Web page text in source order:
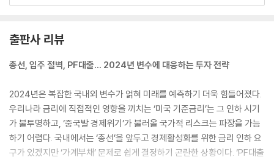
1) 2022~2023년 핫 플레이스 리뷰
2) 빅데이터로 예측하는 미래의 핫 플레이스
플레이스의 재미｜③신촌_대한민국 3대 상권의 부활
산 하락의 속도는 필자의 예상을 뛰어넘었다. 부동산 대세하락은 서울의
경우 2021년 4분기부터 시작되었고, 2022년에는 가격이 심각한 수준으
로 급락했다. 서울시 전체 아파트 가격은 27% 하락했는데, 특히 중구(-3
5%), 동대문구(-32%), 강동구(-32%), 강서구(-31%), 금천구(-31%),
관악구(-30%)의 낙폭이 컸다. 단지별로 분석을 해봐도 역시 하락 폭이 상
당했고, 결국 집값은 『부동산 트렌드 2023』에서 예상한 가격대까지 빠르
게 도달했다.
---「Part1. 「2023년 부동산 시장 다시 보기」」중에서
출판사 리뷰
총선, 입주 절벽, PF대출… 2024년 변수에 대응하는 투자 전략
2024년은 복잡한 국내외 변수가 얽혀 미래를 예측하기 더욱 힘들어졌다.
우리나라 금리에 직접적인 영향을 끼치는 ‘미국 기준금리’는 그 인하 시기
가 불투명하고, ‘중국발 경제위기’가 불러올 국가적 리스크는 파장을 가늠
하기 어렵다. 국내에서는 ‘총선’을 앞두고 경제활성화를 위한 금리 인하 요
구가 있겠지만 ‘가계부채’ 문제로 쉽게 결정하기 곤란한 상황이다. ‘PF대출